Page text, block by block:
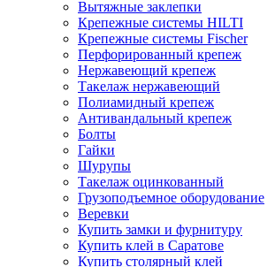
Вытяжные заклепки
Крепежные системы HILTI
Крепежные системы Fischer
Перфорированный крепеж
Нержавеющий крепеж
Такелаж нержавеющий
Полиамидный крепеж
Антивандальный крепеж
Болты
Гайки
Шурупы
Такелаж оцинкованный
Грузоподъемное оборудование
Веревки
Купить замки и фурнитуру
Купить клей в Саратове
Купить столярный клей